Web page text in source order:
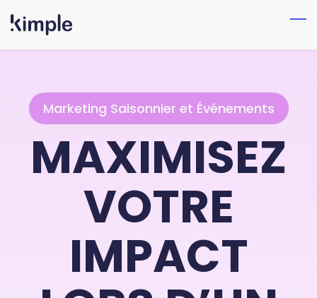
Skip
to
main
Marketing Saisonnier et Événements
MAXIMISEZ
VOTRE
IMPACT